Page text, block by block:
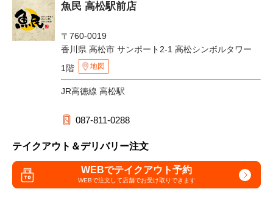
魚民 高松駅前店
〒760-0019
香川県 高松市 サンポート2-1 高松シンボルタワー
1階
地図
JR高徳線 高松駅
087-811-0288
テイクアウト＆デリバリー注文
WEBでテイクアウト予約
WEBで注文して店舗でお受け取りできます